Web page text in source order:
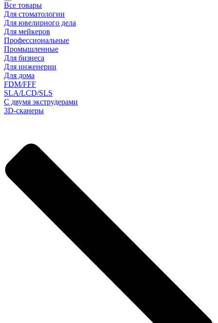
Все товары
Для стоматологии
Для ювелирного дела
Для мейкеров
Профессиональные
Промышленные
Для бизнеса
Для инженерии
Для дома
FDM/FFF
SLA/LCD/SLS
С двумя экструдерами
3D-сканеры